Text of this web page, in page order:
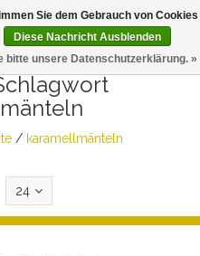
/ karamellmänteln
24
Sie dem Gebrauch von Cookies
Diese Nachricht Ausblenden
bitte unsere Datenschutzerklärung. »